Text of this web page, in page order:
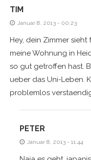
TIM
Januar 8, 2013 - 00:23
Hey, dein Zimmer
meine Wohnung in
so gut getroffen hast.
ueber das Uni-Leben.
problemlos
PETER
Januar 8, 2013 - 11:44